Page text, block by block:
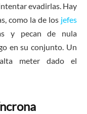
evadirlas. Hay
como la de los jefes
y pecan de nula
en su conjunto. Un
meter dado el